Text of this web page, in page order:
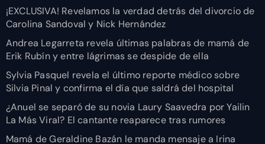
¡EXCLUSIVA! Revelamos la verdad detrás del divorcio de
Carolina Sandoval y Nick Hernández
Andrea Legarreta revela últimas palabras de mamá de
Erik Rubín y entre lágrimas se despide de ella
Sylvia Pasquel revela el último reporte médico sobre
Silvia Pinal y confirma el día que saldrá del hospital
¿Anuel se separó de su novia Laury Saavedra por Yailin
La Más Viral? El cantante reaparece tras rumores
Mamá de Geraldine Bazán le manda mensaje a Irina